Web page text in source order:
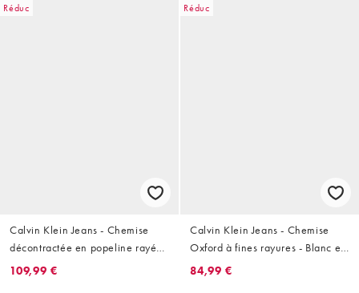
Réduc
Calvin Klein Jeans - Chemise
décontractée en popeline rayée
- Jaune
109,99 €
Réduc
Calvin Klein Jeans - Chemise
Oxford à fines rayures - Blanc et
gris
84,99 €